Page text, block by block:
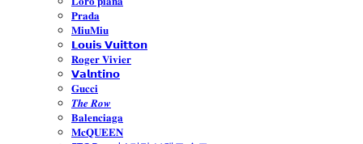
𝐏𝐫𝐚𝐝𝐚
𝐌𝐢𝐮𝐌𝐢𝐮
𝗟𝗼𝘂𝗶𝘀 𝗩𝘂𝗶𝘁𝘁𝗼𝗻
𝐑𝐨𝐠𝐞𝐫 𝐕𝐢𝐯𝐢𝐞𝐫
𝗩𝗮𝗹𝗻𝘁𝗶𝗻𝗼
𝐆𝐮𝐜𝐜𝐢
𝑻𝒉𝒆 𝑹𝒐𝒘
𝐁𝐚𝐥𝐞𝐧𝐜𝐢𝐚𝐠𝐚
𝐌𝐜𝐐𝐔𝐄𝐄𝐍